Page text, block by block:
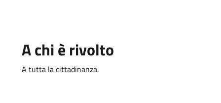
A chi è rivolto
A tutta la cittadinanza.